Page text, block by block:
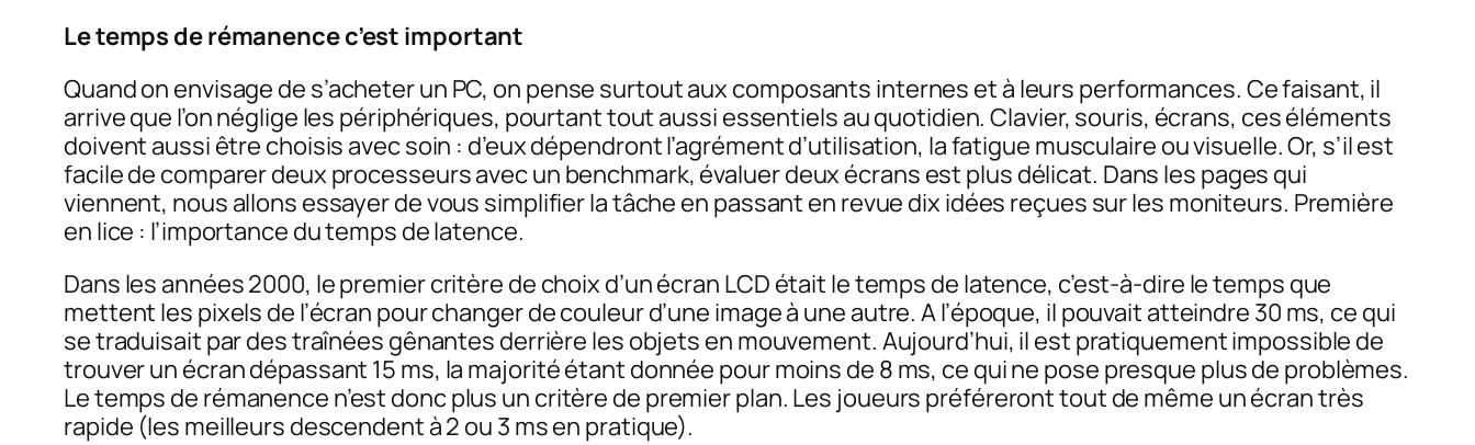
Le temps de rémanence c’est important
Quand on envisage de s’acheter un PC, on pense surtout aux composants internes et à leurs performances. Ce faisant, il
arrive que l’on néglige les périphériques, pourtant tout aussi essentiels au quotidien. Clavier, souris, écrans, ces éléments
doivent aussi être choisis avec soin : d’eux dépendront l’agrément d’utilisation, la fatigue musculaire ou visuelle. Or, s’il est
facile de comparer deux processeurs avec un benchmark, évaluer deux écrans est plus délicat. Dans les pages qui
viennent, nous allons essayer de vous simplifier la tâche en passant en revue dix idées reçues sur les moniteurs. Première
en lice : l’importance du temps de latence.
Dans les années 2000, le premier critère de choix d’un écran LCD était le temps de latence, c’est-à-dire le temps que
mettent les pixels de l’écran pour changer de couleur d’une image à une autre. A l’époque, il pouvait atteindre 30 ms, ce qui
se traduisait par des traînées gênantes derrière les objets en mouvement. Aujourd’hui, il est pratiquement impossible de
trouver un écran dépassant 15 ms, la majorité étant donnée pour moins de 8 ms, ce qui ne pose presque plus de problèmes.
Le temps de rémanence n’est donc plus un critère de premier plan. Les joueurs préféreront tout de même un écran très
rapide (les meilleurs descendent à 2 ou 3 ms en pratique).